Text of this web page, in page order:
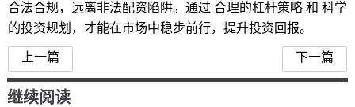
合法合规，远离非法配资陷阱。通过 合理的杠杆策略 和 科学
的投资规划，才能在市场中稳步前行，提升投资回报。
上一篇 下一篇
继续阅读